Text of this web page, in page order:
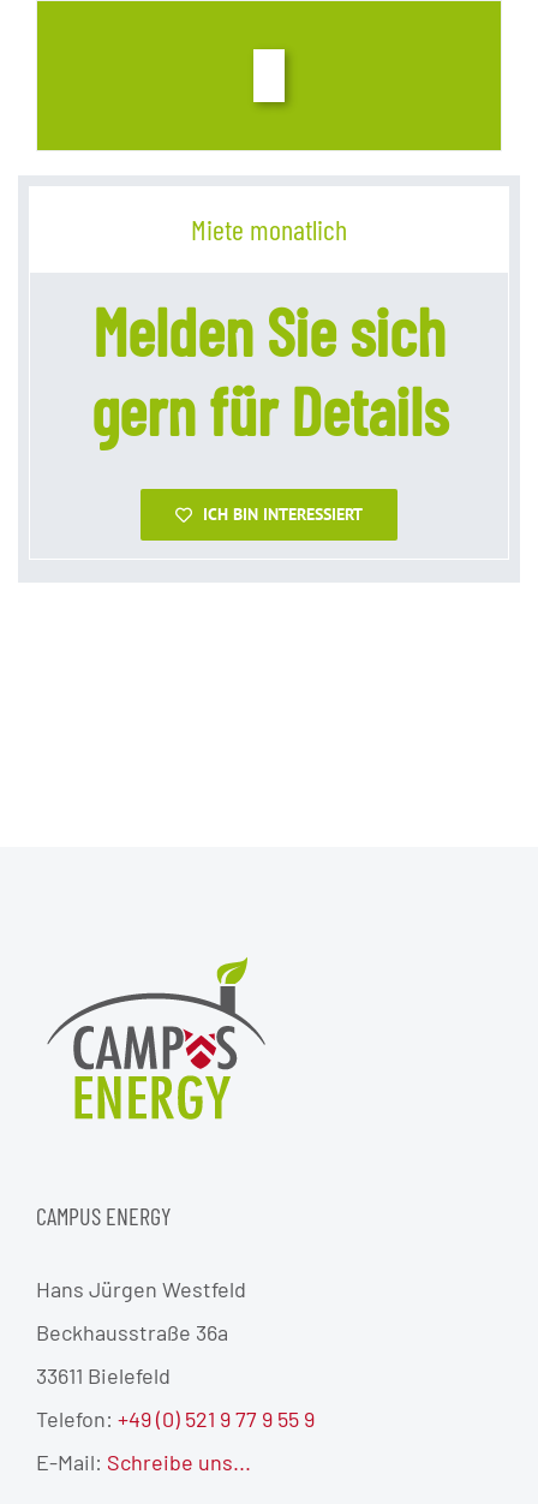
Miete monatlich
Melden Sie sich
gern für Details
ICH BIN INTERESSIERT
CAMPUS ENERGY
Hans Jürgen Westfeld
Beckhausstraße 36a
33611 Bielefeld
Telefon: +49 (0) 521 9 77 9 55 9
E-Mail: Schreibe uns...